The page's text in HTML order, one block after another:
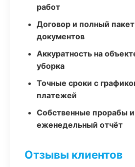
работ
Договор и полный
документов
Аккуратность на
уборка
Точные сроки с
платежей
Собственные прорабы
еженедельный отчёт
Отзывы клиентов